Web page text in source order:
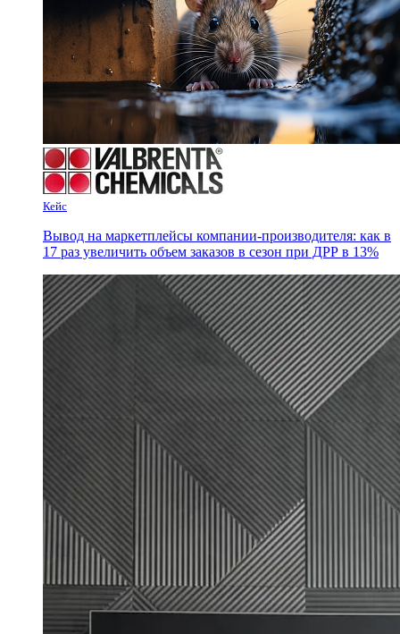
Кейс
Вывод на маркетплейсы компании-производителя: как в
17 раз увеличить объем заказов в сезон при ДРР в 13%